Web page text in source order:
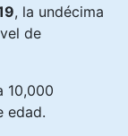
, la undécima
de
10,000
edad.